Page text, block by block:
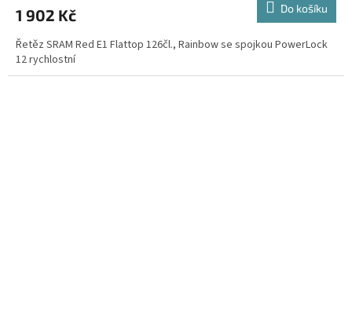
1 902 Kč Do košíku
Řetěz SRAM Red E1 Flattop 126čl., Rainbow se spojkou PowerLock
12 rychlostní